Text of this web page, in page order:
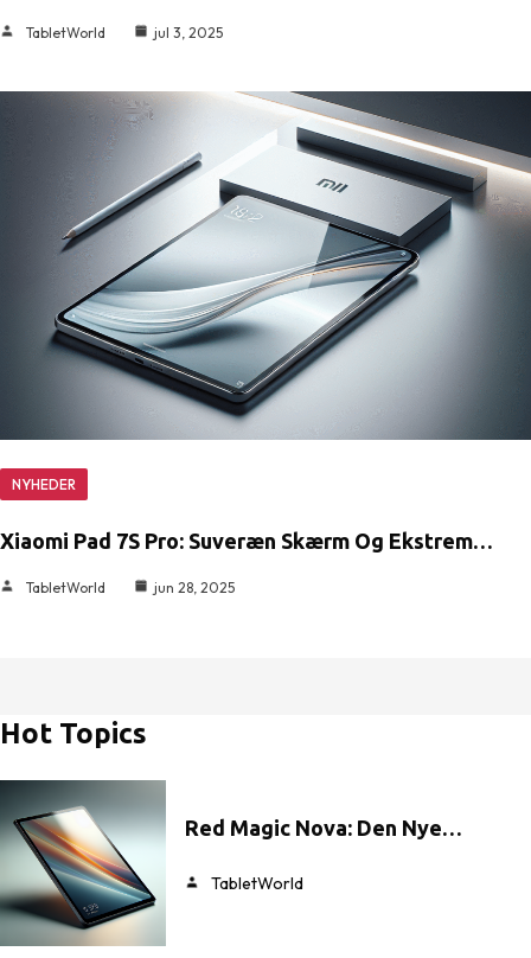
TabletWorld jul 3, 2025
NYHEDER
Xiaomi Pad 7S Pro: Suveræn Skærm Og Ekstrem…
TabletWorld jun 28, 2025
Hot Topics
Red Magic Nova: Den Nye…
TabletWorld